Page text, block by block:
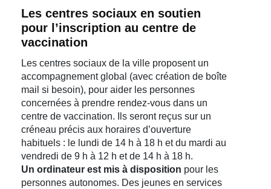
Les centres sociaux en soutien
pour l’inscription au centre de
vaccination
Les centres sociaux de la ville proposent un
accompagnement global (avec création de boîte
mail si besoin), pour aider les personnes
concernées à prendre rendez-vous dans un
centre de vaccination. Ils seront reçus sur un
créneau précis aux horaires d’ouverture
habituels : le lundi de 14 h à 18 h et du mardi au
vendredi de 9 h à 12 h et de 14 h à 18 h.
Un ordinateur est mis à disposition pour les
personnes autonomes. Des jeunes en services